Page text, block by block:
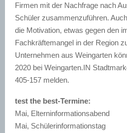
Firmen mit der Nachfrage nach
Schüler zusammenzuführen.
die Motivation, etwas gegen den
Fachkräftemangel in der Region
Unternehmen aus Weingarten
2020 bei Weingarten.IN
405-157 melden.
test the best-Termine:
Mai, Elterninformationsabend
Mai, Schülerinformationstag